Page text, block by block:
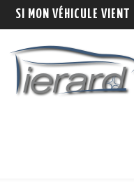
SI MON VÉHICULE